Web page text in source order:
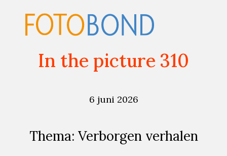
In the picture 310
6 juni 2026
Thema: Verborgen verhalen